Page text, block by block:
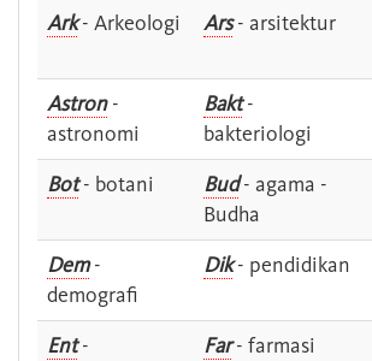
Ark- Arkeologi Ars- arsitektur
Astron-
astronomi
Bakt-
bakteriologi
Bot- botani Bud- agama -
Budha
Dem-
demografi
Dik- pendidikan
Ent-
Far- farmasi